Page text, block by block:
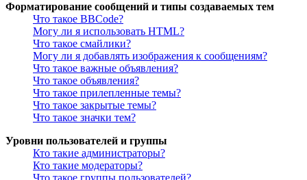
Форматирование сообщений и типы создаваемых тем
Что такое BBCode?
Могу ли я использовать HTML?
Что такое смайлики?
Могу ли я добавлять изображения к сообщениям?
Что такое важные объявления?
Что такое объявления?
Что такое прилепленные темы?
Что такое закрытые темы?
Что такое значки тем?
Уровни пользователей и группы
Кто такие администраторы?
Кто такие модераторы?